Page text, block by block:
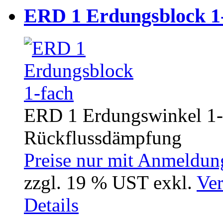
ERD 1 Erdungsblock
ERD 1 Erdungswinkel
Rückflussdämpfung
Preise nur mit
zzgl. 19 % UST exkl.
Details